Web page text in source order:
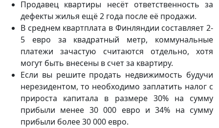
Продавец квартиры несёт ответственность за
дефекты жилья ещё 2 года после её продажи.
В среднем квартплата в Финляндии составляет 2-
5 евро за квадратный метр, коммунальные
платежи зачастую считаются отдельно, хотя
могут быть внесены в счет за квартиру.
Если вы решите продать недвижимость будучи
нерезидентом, то необходимо заплатить налог с
прироста капитала в размере 30% на сумму
прибыли менее 30 000 евро и 34% на сумму
прибыли более 30 000 евро.